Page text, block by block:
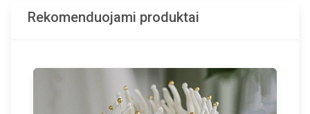
Rekomenduojami produktai